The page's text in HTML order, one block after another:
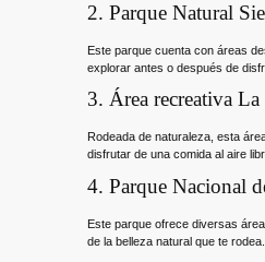
2. Parque Natural
Este parque cuenta con áreas
explorar antes o después de
3. Área recreativa La
Rodeada de naturaleza, esta
disfrutar de una comida al aire
4. Parque Nacional
Este parque ofrece diversas
de la belleza natural que te rodea.